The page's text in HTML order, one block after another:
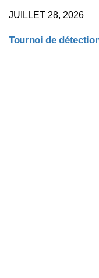
JUILLET 28, 2026
Tournoi de